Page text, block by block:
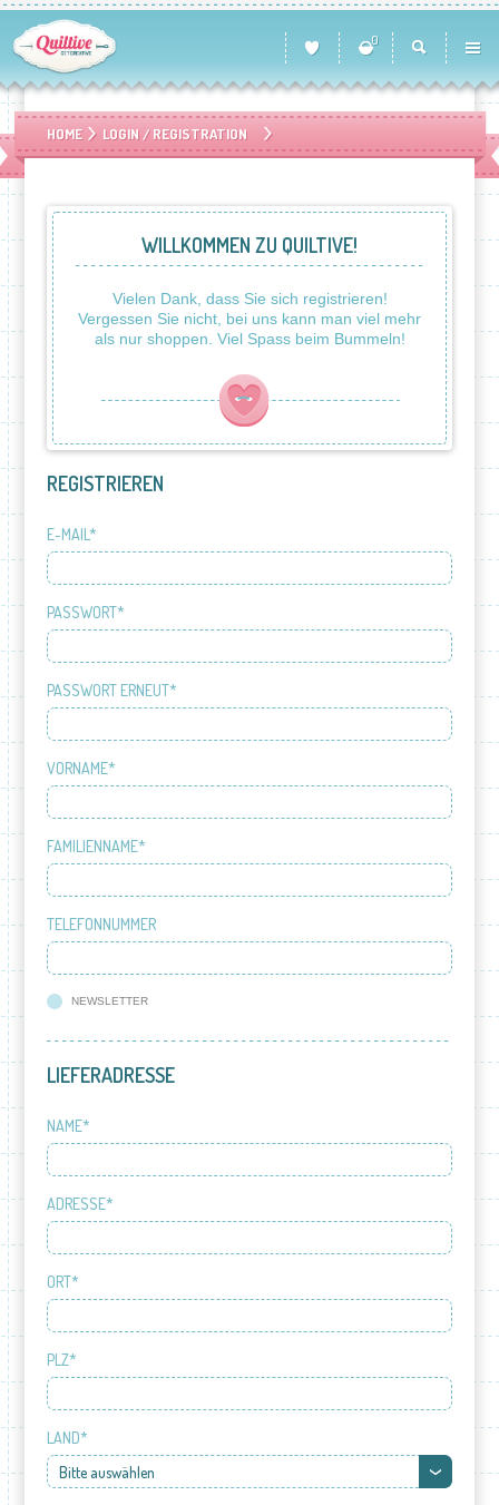
0
HOME LOGIN / REGISTRATION
WILLKOMMEN ZU QUILTIVE!
Vielen Dank, dass Sie sich registrieren!
Vergessen Sie nicht, bei uns kann man viel mehr
als nur shoppen. Viel Spass beim Bummeln!
REGISTRIEREN
E-MAIL*
PASSWORT*
PASSWORT ERNEUT*
VORNAME*
FAMILIENNAME*
TELEFONNUMMER
NEWSLETTER
LIEFERADRESSE
NAME*
ADRESSE*
ORT*
PLZ*
LAND*
Bitte auswählen